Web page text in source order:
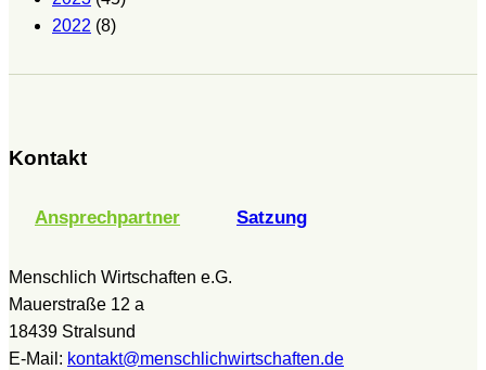
2022 (8)
Kontakt
Ansprechpartner Satzung
Menschlich Wirtschaften e.G.
Mauerstraße 12 a
18439 Stralsund
E-Mail: kontakt@menschlichwirtschaften.de